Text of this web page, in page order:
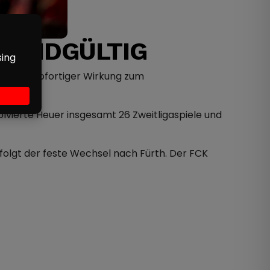
mit sofortiger Wirkung zum
Heuer insgesamt 26 Zweitligaspiele und
der feste Wechsel nach Fürth. Der FCK